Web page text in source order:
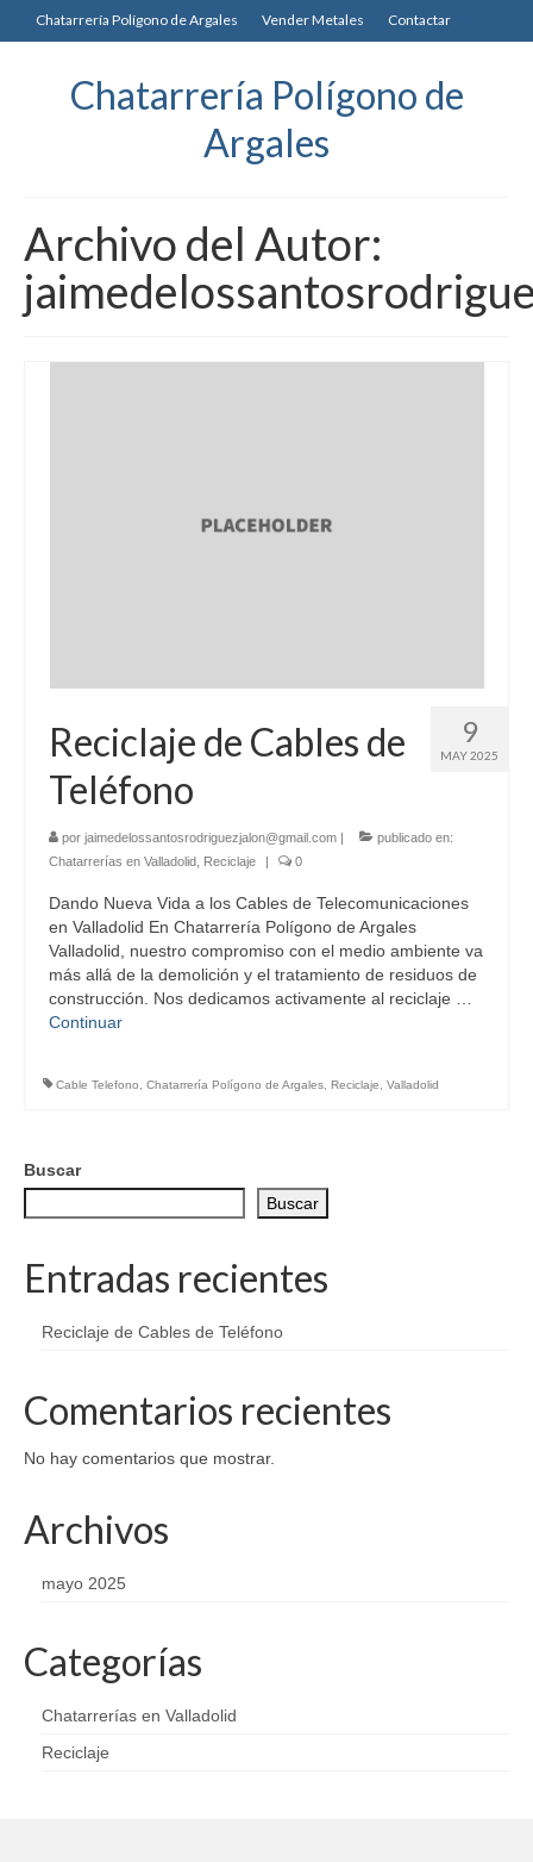
Chatarrería Polígono de Argales Vender Metales Contactar
Chatarrería Polígono de
Argales
Archivo del Autor:
9
MAY 2025
Reciclaje de Cables de
Teléfono
por jaimedelossantosrodriguezjalon@gmail.com |
publicado en:
Chatarrerías en Valladolid Reciclaje | 0
Dando Nueva Vida a los Cables de Telecomunicaciones
en Valladolid En Chatarrería Polígono de Argales
Valladolid, nuestro compromiso con el medio ambiente va
más allá de la demolición y el tratamiento de residuos de
construcción. Nos dedicamos activamente al reciclaje …
Continuar
Cable Telefono Chatarrería Polígono de Argales Reciclaje Valladolid
Buscar
Buscar
Entradas recientes
Reciclaje de Cables de Teléfono
Comentarios recientes
No hay comentarios que mostrar.
Archivos
mayo 2025
Categorías
Chatarrerías en Valladolid
Reciclaje